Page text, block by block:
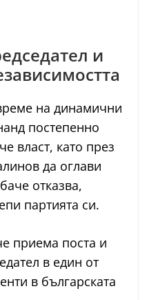
и
на динамични
постепенно
власт, като през
да оглави
отказва,
партията си.
приема поста и
в един от
в българската